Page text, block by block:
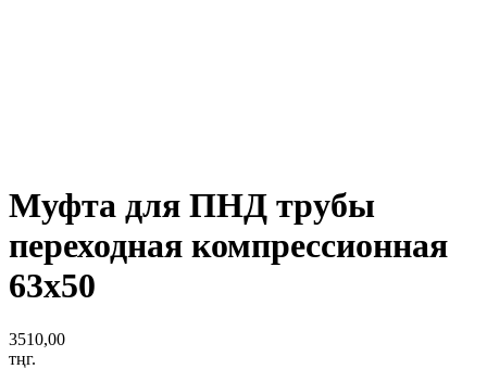
Муфта для ПНД трубы
переходная компрессионная
63х50
3510,00
тңг.